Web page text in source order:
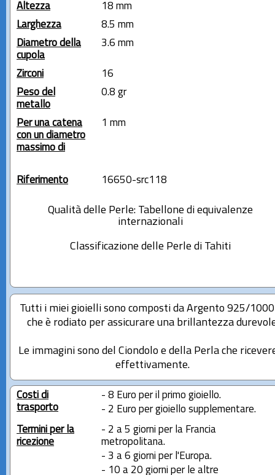
Altezza
18 mm
Larghezza
8.5 mm
Diametro della
cupola
3.6 mm
Zirconi
16
Peso del
metallo
0.8 gr
Per una catena
con un diametro
massimo di
1 mm
Riferimento 16650-src118
Qualità delle Perle: Tabellone di equivalenze
internazionali
Classificazione delle Perle di Tahiti
Tutti i miei gioielli sono composti da Argento 925/
che è rodiato per assicurare una brillantezza
Le immagini sono del Ciondolo e della Perla che
effettivamente.
Costi di
trasporto
- 8 Euro per il primo gioiello.
- 2 Euro per gioiello supplementare.
Termini per la
ricezione
- 2 a 5 giorni per la Francia
metropolitana.
- 3 a 6 giorni per l'Europa.
- 10 a 20 giorni per le altre